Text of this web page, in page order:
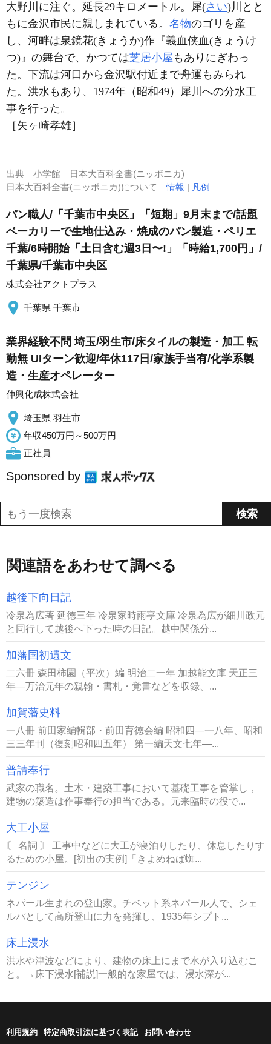
大野川に注ぐ。延長29キロメートル。犀(さい)川とと
もに金沢市民に親しまれている。 名物のゴリを産
し、河畔は泉鏡花(きょうか)作『義血侠血(きょうけ
つ)』の舞台で、かつては芝居小屋 もありにぎわっ
た。下流は河口から金沢駅付近まで舟運もみられ
た。洪水もあり、1974年（昭和49）犀川への分水工
事を行った。
［矢ヶ崎孝雄］
出典 小学館 日本大百科全書(ニッポニカ)
日本大百科全書(ニッポニカ)について情報 | 凡例
パン職人/「千葉市中央区」「短期」9月末まで/話題
ベーカリーで生地仕込み・焼成のパン製造・ペリエ
千葉/6時開始「土日含む週3日〜!」「時給1,700円」/
千葉県/千葉市中央区
株式会社アクトプラス
千葉県 千葉市
業界経験不問 埼玉/羽生市/床タイルの製造・加工 転
勤無 UIターン歓迎/年休117日/家族手当有/化学系製
造・生産オペレーター
伸興化成株式会社
埼玉県 羽生市
年収450万円～500万円
正社員
Sponsored by
関連語をあわせて調べる
越後下向日記
冷泉為広著 延徳三年 冷泉家時雨亭文庫 冷泉為広が細川政元
と同行して越後へ下った時の日記。越中関係分...
加藩国初遺文
二六冊 森田柿園（平次）編 明治二一年 加越能文庫 天正三
年―万治元年の親翰・書札・覚書などを収録、...
加賀藩史料
一八冊 前田家編輯部・前田育徳会編 昭和四―一八年、昭和
三三年刊（復刻昭和四五年） 第一編天文七年―...
普請奉行
武家の職名。土木・建築工事において基礎工事を管掌し，
建物の築造は作事奉行の担当である。元来臨時の役で...
大工小屋
〘 名詞 〙 工事中などに大工が寝泊りしたり、休息したりす
るための小屋。[初出の実例]「きよめねば蜘...
テンジン
ネパール生まれの登山家。チベット系ネパール人で、シェ
ルパとして高所登山に力を発揮し、1935年シプト...
床上浸水
洪水や津波などにより、建物の床上にまで水が入り込むこ
と。→床下浸水[補説]一般的な家屋では、浸水深が...
利用規約 特定商取引法に基づく表記 お問い合わせ